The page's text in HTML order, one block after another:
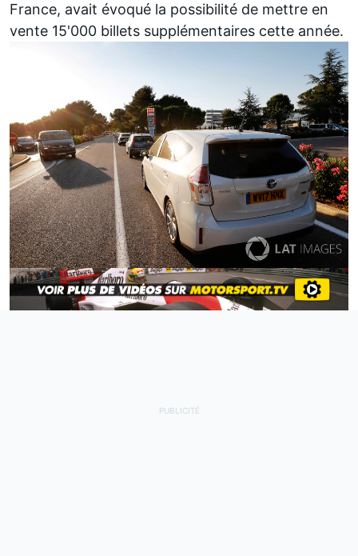
France, avait évoqué la possibilité de mettre en
vente 15'000 billets supplémentaires cette année.